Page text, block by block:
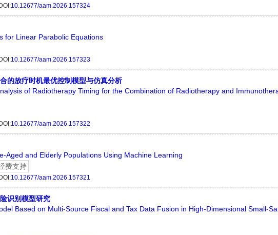
10.12677/aam.2026.157324
for Linear Parabolic Equations
10.12677/aam.2026.157323
的放疗时机最优控制模型与仿真分析
of Radiotherapy Timing for the Combination of Radiotherapy and
10.12677/aam.2026.157322
Aged and Elderly Populations Using Machine Learning
费支持
10.12677/aam.2026.157321
识别模型研究
Based on Multi-Source Fiscal and Tax Data Fusion in High-Dimensional Small-